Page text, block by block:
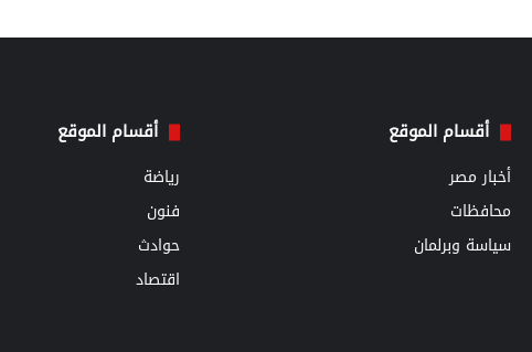
أقسام الموقع
أخبار مصر
محافظات
سياسة وبرلمان
أقسام الموقع
رياضة
فنون
حوادث
اقتصاد